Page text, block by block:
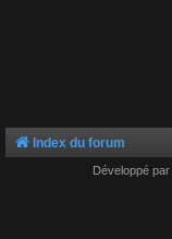
Index du forum
Développé par